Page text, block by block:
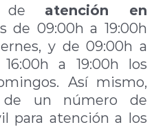
de atención en
de 09:00h a 19:00h
y de 09:00h a
a 19:00h los
Así mismo,
de un número de
para atención a los